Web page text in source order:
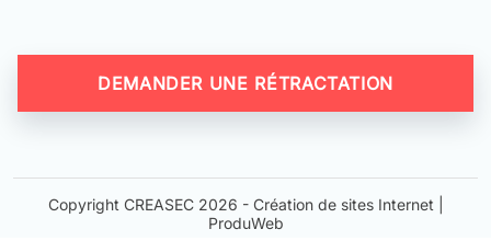
DEMANDER UNE RÉTRACTATION
Copyright CREASEC 2026 - Création de sites Internet |
ProduWeb